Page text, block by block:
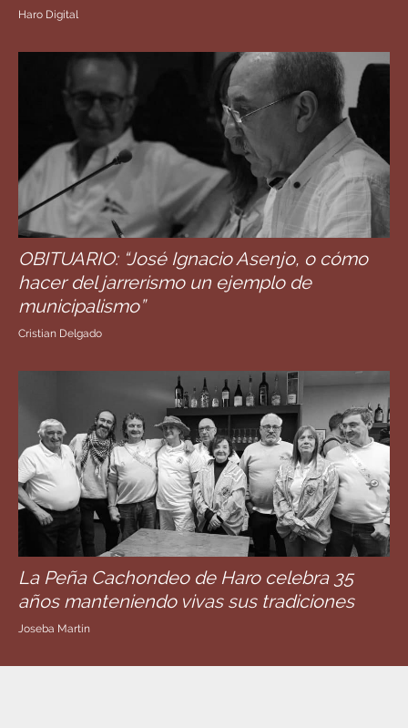
Haro Digital
OBITUARIO: “José Ignacio Asenjo, o cómo
hacer del jarrerismo un ejemplo de
municipalismo”
Cristian Delgado
La Peña Cachondeo de Haro celebra 35
años manteniendo vivas sus tradiciones
Joseba Martín